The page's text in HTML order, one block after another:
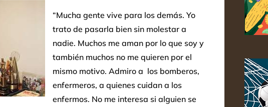
“Mucha gente vive para los demás. Yo
trato de pasarla bien sin molestar a
nadie. Muchos me aman por lo que soy y
también muchos no me quieren por el
mismo motivo. Admiro a los bomberos,
enfermeros, a quienes cuidan a los
enfermos. No me interesa si alguien se